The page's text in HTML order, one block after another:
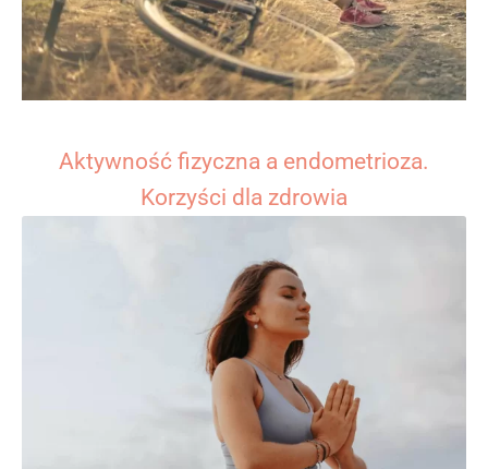
Aktywność fizyczna a endometrioza.
Korzyści dla zdrowia